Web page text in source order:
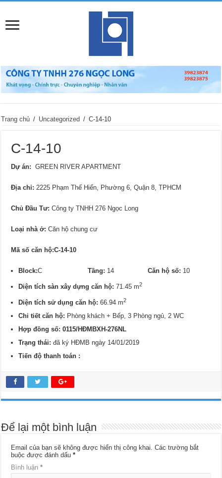
Trang chủ / Uncategorized / C-14-10
C-14-10
Dự án: GREEN RIVER APARTMENT
Địa chỉ: 2225 Phạm Thế Hiển, Phường 6, Quận 8, TPHCM
Chủ Đầu Tư: Công ty TNHH 276 Ngọc Long
Loại nhà ở: Căn hộ chung cư
Mã số căn hộ:C-14-10
Block:CTầng: 14Căn hộ số: 10
Diện tích sàn xây dựng căn hộ:71.45 m2
Diện tích sử dụng căn hộ: 66.94 m2
Chi tiết căn hộ: Phòng khách + Bếp, 3 Phòng ngủ, 2 WC
Hợp đồng số: 0115/HĐMBXH-276NL
Trạng thái:đã ký HĐMB ngày 14/01/2019
Tiến độ thanh toán :
Để lại một bình luận
Email của bạn sẽ không được hiển thị công khai. Các trường bắt
buộc được đánh dấu*
Bình luận*